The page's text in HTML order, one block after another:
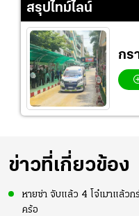
สรุปไทม์ไลน์
กร
ข่าวที่เกี่ยวข้อง
หายซ่า จับแล้ว 4 โจ๋เมาแล้ว
คร้อ